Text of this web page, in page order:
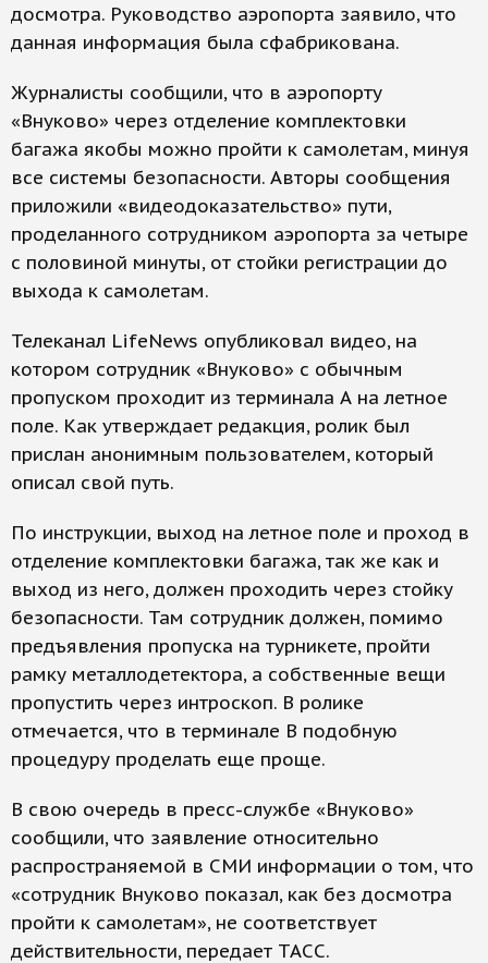
досмотра. Руководство аэропорта заявило, что
данная информация была сфабрикована.
Журналисты сообщили, что в аэропорту
«Внуково» через отделение комплектовки
багажа якобы можно пройти к самолетам, минуя
все системы безопасности. Авторы сообщения
приложили «видеодоказательство» пути,
проделанного сотрудником аэропорта за четыре
с половиной минуты, от стойки регистрации до
выхода к самолетам.
Телеканал LifeNews опубликовал видео, на
котором сотрудник «Внуково» с обычным
пропуском проходит из терминала А на летное
поле. Как утверждает редакция, ролик был
прислан анонимным пользователем, который
описал свой путь.
По инструкции, выход на летное поле и проход в
отделение комплектовки багажа, так же как и
выход из него, должен проходить через стойку
безопасности. Там сотрудник должен, помимо
предъявления пропуска на турникете, пройти
рамку металлодетектора, а собственные вещи
пропустить через интроскоп. В ролике
отмечается, что в терминале В подобную
процедуру проделать еще проще.
В свою очередь в пресс-службе «Внуково»
сообщили, что заявление относительно
распространяемой в СМИ информации о том, что
«сотрудник Внуково показал, как без досмотра
пройти к самолетам», не соответствует
действительности, передает ТАСС.